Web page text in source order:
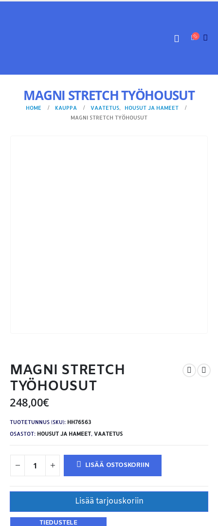
MAGNI STRETCH TYÖHOUSUT
HOME KAUPPA VAATETUS,
HOUSUT JA HAMEET
MAGNI STRETCH TYÖHOUSUT
MAGNI STRETCH
TYÖHOUSUT
248,00€
TUOTETUNNUS (SKU): HH76563
OSASTOT: HOUSUT JA HAMEET, VAATETUS
LISÄÄ OSTOSKORIIN
Lisää tarjouskoriin